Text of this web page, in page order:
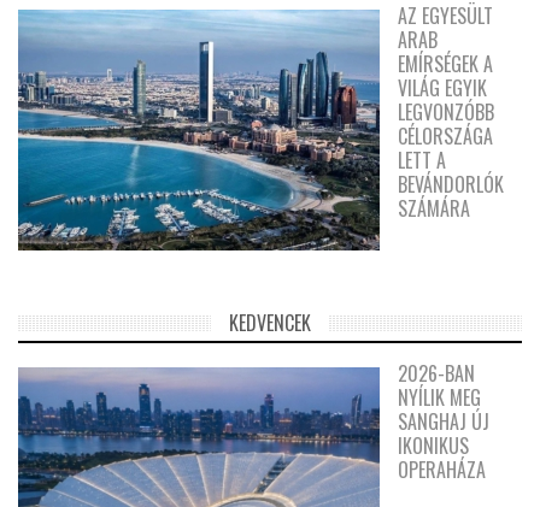
AZ EGYESÜLT
ARAB
EMÍRSÉGEK A
VILÁG EGYIK
LEGVONZÓBB
CÉLORSZÁGA
LETT A
BEVÁNDORLÓK
SZÁMÁRA
KEDVENCEK
2026-BAN
NYÍLIK MEG
SANGHAJ ÚJ
IKONIKUS
OPERAHÁZA